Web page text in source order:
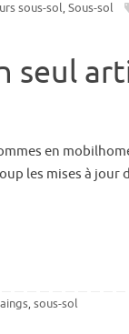
sous-sol, Sous-sol
seul
en
les mises à
, sous-sol